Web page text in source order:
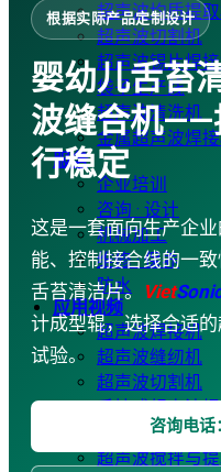
超声波均质提
超声波切割机
超声波锡片焊
袋子生产线
超声波清洗机
金属超声波焊
服务
企业培训
咨询 · 设计
机械加工
维修 · 保养
防水
应用视频
超声波焊接机
超声波缝纫机
超声波切割机
手持式超声波
超声波锡片焊
超声波搅拌与
根据实际产品定制设计
婴幼儿舌苔
波缝合机——
行稳定
这是一套面向生产企
能、控制接合线的一
舌苔清洁片。
Viet
计成型辊，选择合适
试验。
咨询电